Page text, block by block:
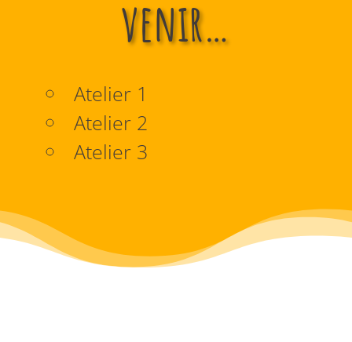
venir…
Atelier 1
Atelier 2
Atelier 3